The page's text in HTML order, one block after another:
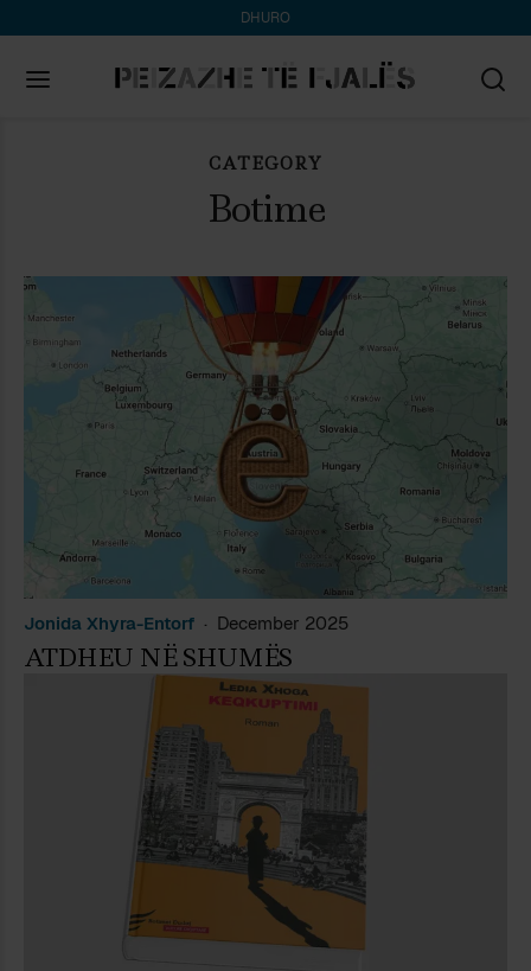
DHURO
CATEGORY
Botime
Jonida Xhyra-Entorf December 2025
ATDHEU NË SHUMËS